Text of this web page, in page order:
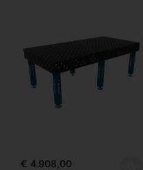
€ 4.908,00